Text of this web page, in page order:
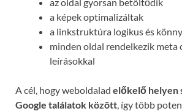
a képek optimalizáltak
a linkstruktúra logikus és
minden oldal rendelkezik meta
leírásokkal
A cél, hogy weboldalad előkelő helyen
Google találatok között, így több